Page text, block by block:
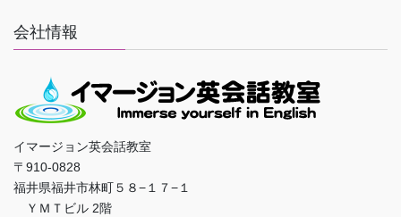
会社情報
イマージョン英会話教室
〒910-0828
福井県福井市林町５８−１７−１
ＹＭＴビル 2階